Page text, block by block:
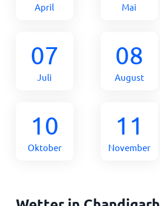
April Mai
07
Juli
08
August
10
Oktober
11
November